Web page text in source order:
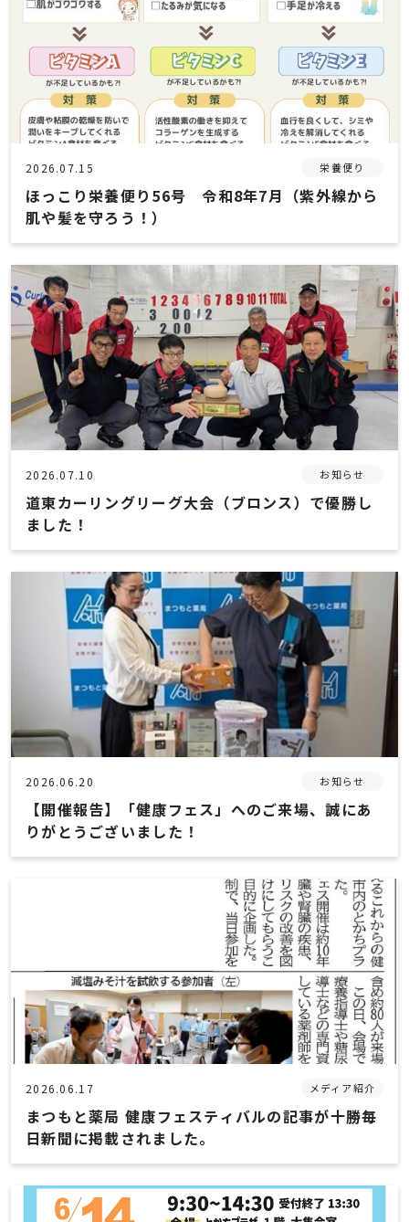
お知らせ
会社情報
COMPANY
PRIVACY POLICY
2026.07.15 栄養便り
ほっこり栄養便り56号 令和8年7月（紫外線から
肌や髪を守ろう！）
2026.07.10 お知らせ
道東カーリングリーグ大会（ブロンス）で優勝し
ました！
2026.06.20 お知らせ
【開催報告】「健康フェス」へのご来場、誠にあ
りがとうございました！
2026.06.17 メディア紹介
まつもと薬局 健康フェスティバルの記事が十勝毎
日新聞に掲載されました。